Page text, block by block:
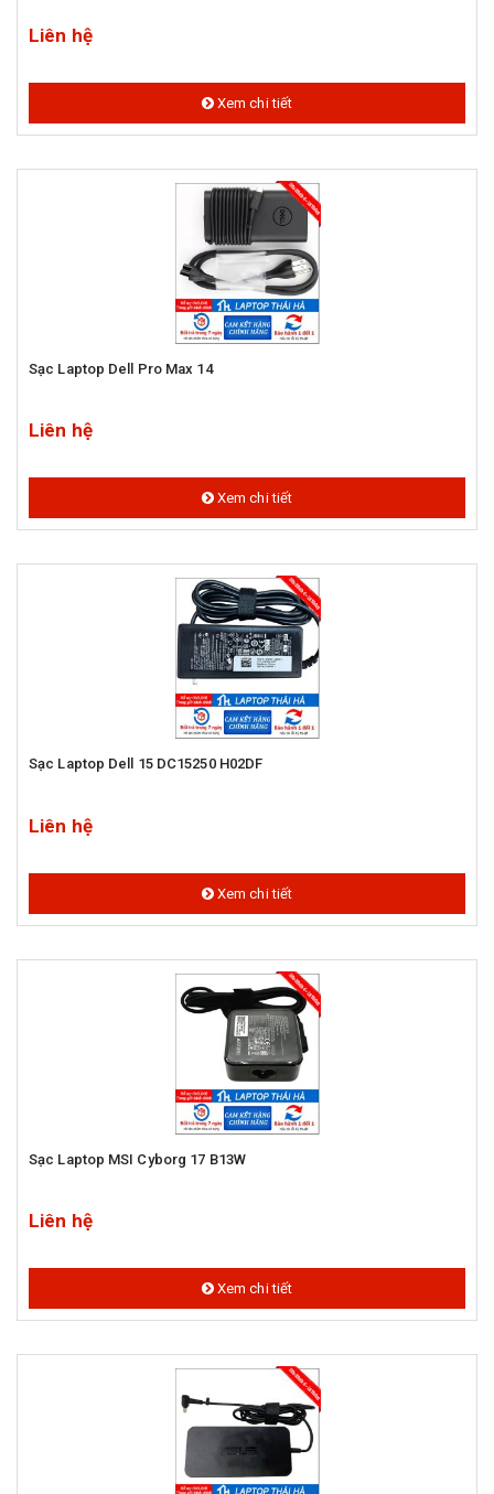
Liên hệ
Xem chi tiết
Sạc Laptop Dell Pro Max 14
Liên hệ
Xem chi tiết
Sạc Laptop Dell 15 DC15250 H02DF
Liên hệ
Xem chi tiết
Sạc Laptop MSI Cyborg 17 B13W
Liên hệ
Xem chi tiết